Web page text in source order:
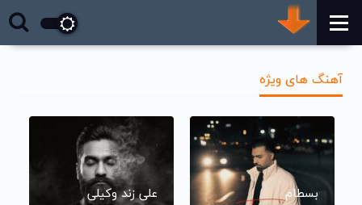
آهنگ های ویژه
بسطام علی زند وکیلی